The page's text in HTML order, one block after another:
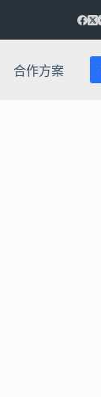
合作方案